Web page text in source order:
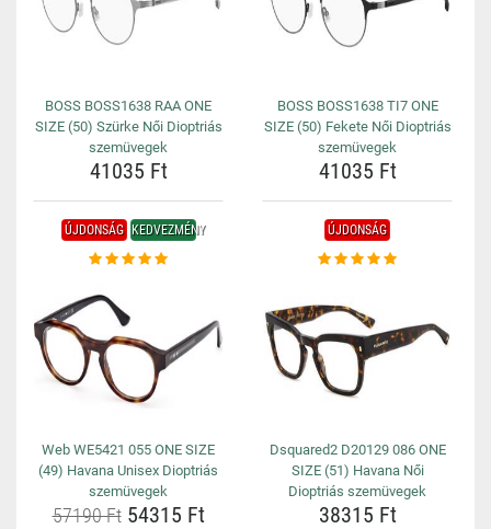
BOSS BOSS1638 RAA ONE
SIZE (50) Szürke Női Dioptriás
szemüvegek
41035 Ft
BOSS BOSS1638 TI7 ONE
SIZE (50) Fekete Női Dioptriás
szemüvegek
41035 Ft
ÚJDONSÁG KEDVEZMÉNY
Web WE5421 055 ONE SIZE
(49) Havana Unisex Dioptriás
szemüvegek
57190 Ft54315 Ft
ÚJDONSÁG
Dsquared2 D20129 086 ONE
SIZE (51) Havana Női
Dioptriás szemüvegek
38315 Ft